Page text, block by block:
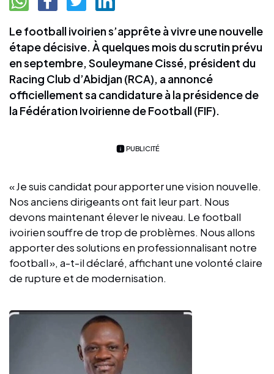
Le football ivoirien s’apprête à vivre une nouvelle
étape décisive. À quelques mois du scrutin prévu
en septembre, Souleymane Cissé, président du
Racing Club d’Abidjan (RCA), a annoncé
officiellement sa candidature à la présidence de
la Fédération Ivoirienne de Football (FIF).
PUBLICITÉ
« Je suis candidat pour apporter une vision nouvelle.
Nos anciens dirigeants ont fait leur part. Nous
devons maintenant élever le niveau. Le football
ivoirien souffre de trop de problèmes. Nous allons
apporter des solutions en professionnalisant notre
football », a-t-il déclaré, affichant une volonté claire
de rupture et de modernisation.